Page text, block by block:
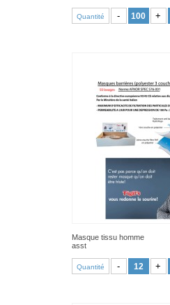
Quantité - +
Masque tissu homme
asst
Quantité - +